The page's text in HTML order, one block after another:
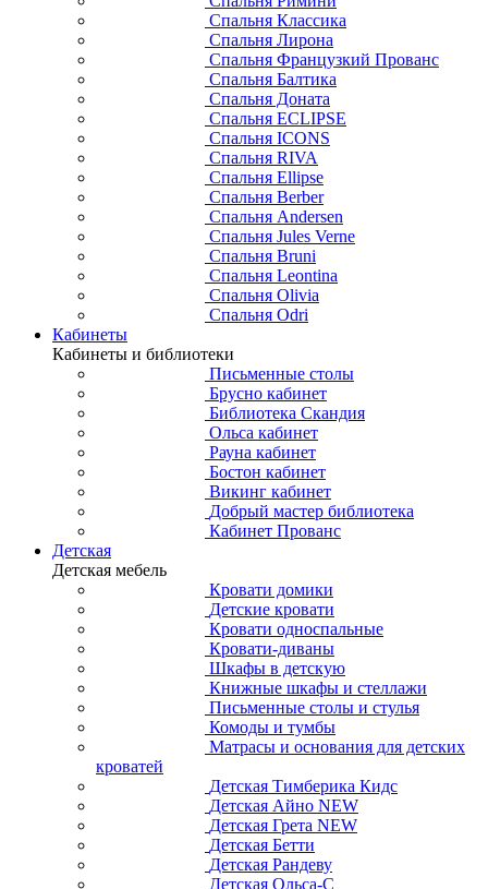
Спальня Классика
Спальня Лирона
Спальня Французкий Прованс
Спальня Балтика
Спальня Доната
Спальня ECLIPSE
Спальня ICONS
Спальня RIVA
Спальня Ellipse
Спальня Berber
Спальня Andersen
Спальня Jules Verne
Спальня Bruni
Спальня Leontina
Спальня Olivia
Спальня Odri
Кабинеты
Кабинеты и библиотеки
Письменные столы
Брусно кабинет
Библиотека Скандия
Ольса кабинет
Рауна кабинет
Бостон кабинет
Викинг кабинет
Добрый мастер библиотека
Кабинет Прованс
Детская
Детская мебель
Кровати домики
Детские кровати
Кровати односпальные
Кровати-диваны
Шкафы в детскую
Книжные шкафы и стеллажи
Письменные столы и стулья
Комоды и тумбы
Матрасы и основания для детских
кроватей
Детская Тимберика Кидс
Детская Айно NEW
Детская Грета NEW
Детская Бетти
Детская Рандеву
Детская Ольса-С